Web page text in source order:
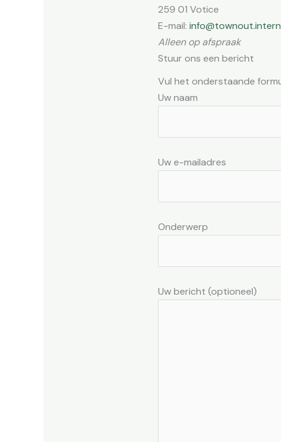
259 01 Votice
E-mail:
Alleen op afspraak
Stuur ons een bericht
Vul het onderstaande
Uw naam
Uw e-mailadres
Onderwerp
Uw bericht (optioneel)